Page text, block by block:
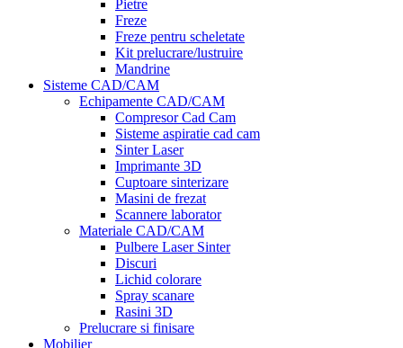
Pietre
Freze
Freze pentru scheletate
Kit prelucrare/lustruire
Mandrine
Sisteme CAD/CAM
Echipamente CAD/CAM
Compresor Cad Cam
Sisteme aspiratie cad cam
Sinter Laser
Imprimante 3D
Cuptoare sinterizare
Masini de frezat
Scannere laborator
Materiale CAD/CAM
Pulbere Laser Sinter
Discuri
Lichid colorare
Spray scanare
Rasini 3D
Prelucrare si finisare
Mobilier